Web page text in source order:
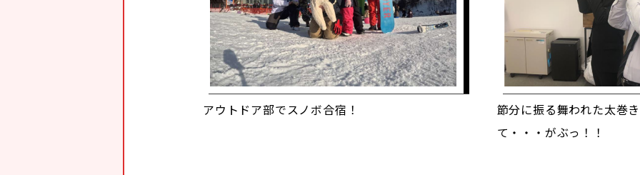
アウトドア部でスノボ合宿！
節分に振る舞われた太巻
て・・・がぶっ！！